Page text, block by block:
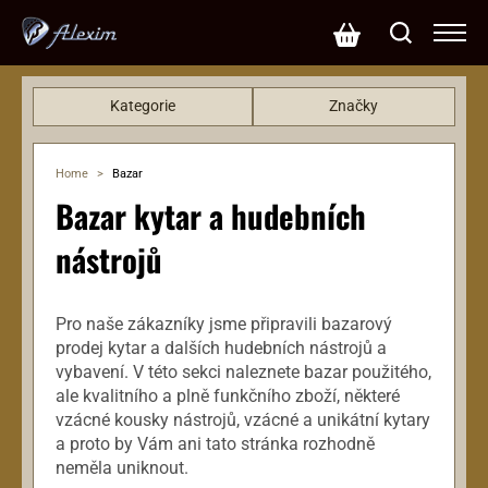
Home > Bazar
Bazar kytar a hudebních
nástrojů
Pro naše zákazníky jsme připravili bazarový
prodej kytar a dalších hudebních nástrojů a
vybavení. V této sekci naleznete bazar použitého,
ale kvalitního a plně funkčního zboží, některé
vzácné kousky nástrojů, vzácné a unikátní kytary
a proto by Vám ani tato stránka rozhodně
neměla uniknout.
Kategorie
Basové kytary
Efekty
Hardware
Klávesy
Kytary
Ostatní nástroje
PA systémy
Příslušenství
Rekordéry
Reproboxy
Značky
KRC (425)
EMG (249)
EBS (113)
LeeHooker (75)
John Pearse (50)
Lollar pickups (35)
Casio (21)
Fzone (20)
Dunlop (20)
KTS (20)